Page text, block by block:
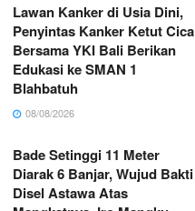
Lawan Kanker di Usia Dini,
Penyintas Kanker Ketut Cica
Bersama YKI Bali Berikan
Edukasi ke SMAN 1
Blahbatuh
08/08/2026
Bade Setinggi 11 Meter
Diarak 6 Banjar, Wujud Bakti
Disel Astawa Atas